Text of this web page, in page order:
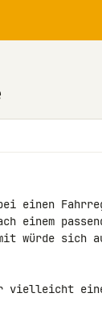
einen
einem
würde sich
vielleicht